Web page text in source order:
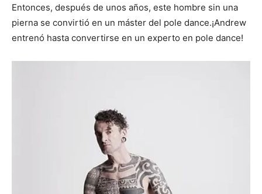
Entonces, después de unos años, este hombre sin una
pierna se convirtió en un máster del pole dance.¡Andrew
entrenó hasta convertirse en un experto en pole dance!